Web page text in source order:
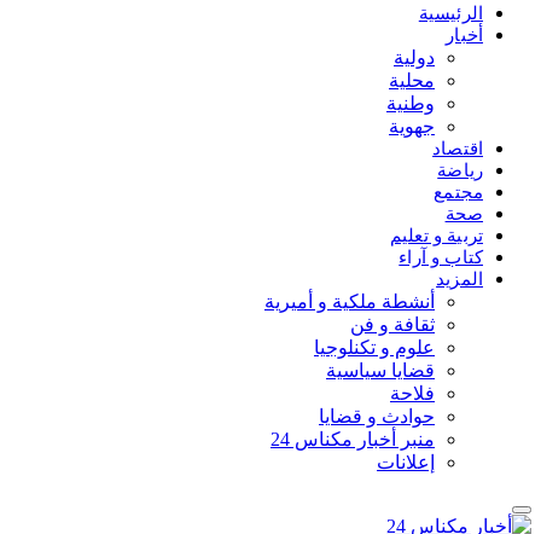
الرئيسية
أخبار
دولية
محلية
وطنية
جهوية
اقتصاد
رياضة
مجتمع
صحة
تربية و تعليم
كتاب و آراء
المزيد
أنشطة ملكية و أميرية
ثقافة و فن
علوم و تكنلوجيا
قضايا سياسية
فلاحة
حوادث و قضايا
منبر أخبار مكناس 24
إعلانات